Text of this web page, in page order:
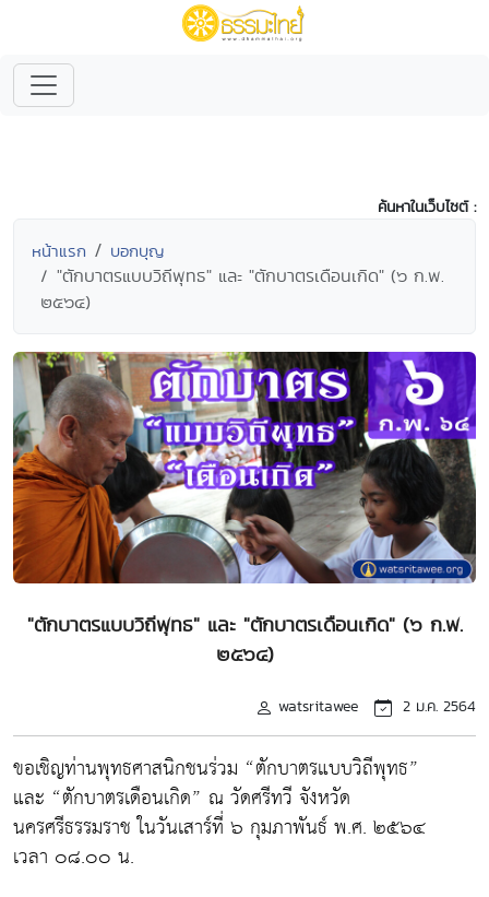
ค้นหาในเว็บไซต์ :
หน้าแรก บอกบุญ
"ตักบาตรแบบวิถีพุทธ" และ "ตักบาตรเดือนเกิด" (๖ ก.พ.
๒๕๖๔)
"ตักบาตรแบบวิถีพุทธ" และ "ตักบาตรเดือนเกิด" (๖ ก.พ.
๒๕๖๔)
watsritawee 2 ม.ค. 2564
ขอเชิญท่านพุทธศาสนิกชนร่วม “ตักบาตรแบบวิถีพุทธ”
และ “ตักบาตรเดือนเกิด” ณ วัดศรีทวี จังหวัด
นครศรีธรรมราช ในวันเสาร์ที่ ๖ กุมภาพันธ์ พ.ศ. ๒๕๖๔
เวลา ๐๘.๐๐ น.